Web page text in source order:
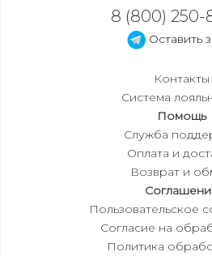
8 (800) 250-
Оставить
Контакты
Система
Помощь
Служба
Оплата и
Возврат и
Пользовательское
Согласие на
Политика